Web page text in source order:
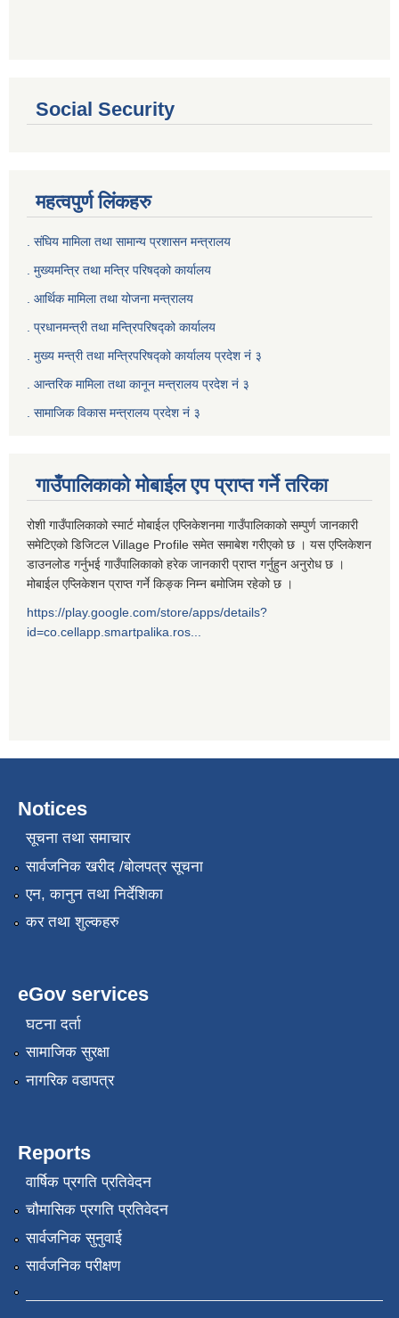
Social Security
महत्वपुर्ण लिंकहरु
. संघिय मामिला तथा सामान्य प्रशासन मन्त्रालय
. मुख्यमन्त्रि तथा मन्त्रि परिषद्को कार्यालय
. आर्थिक मामिला तथा योजना मन्त्रालय
. प्रधानमन्त्री तथा मन्त्रिपरिषद्को कार्यालय
मुख्य मन्त्री तथा मन्त्रिपरिषद्को कार्यालय प्रदेश नं ३
आन्तरिक मामिला तथा कानून मन्त्रालय प्रदेश नं ३
सामाजिक विकास मन्त्रालय प्रदेश नं ३
गाउँपालिकाको मोबाईल एप प्राप्त गर्ने तरिका
रोशी गाउँपालिकाको स्मार्ट मोबाईल एप्लिकेशनमा गाउँपालिकाको सम्पुर्ण जानकारी
समेटिएको डिजिटल Village Profile समेत समाबेश गरीएको छ । यस एप्लिकेशन
डाउनलोड गर्नुभई गाउँपालिकाको हरेक जानकारी प्राप्त गर्नुहुन अनुरोध छ ।
मोबाईल एप्लिकेशन प्राप्त गर्ने किङ्क निम्न बमोजिम रहेको छ ।
https://play.google.com/store/apps/details?
id=co.cellapp.smartpalika.ros...
Notices
सूचना तथा समाचार
सार्वजनिक खरीद /बोलपत्र सूचना
एन, कानुन तथा निर्देशिका
कर तथा शुल्कहरु
eGov services
घटना दर्ता
सामाजिक सुरक्षा
नागरिक वडापत्र
Reports
वार्षिक प्रगति प्रतिवेदन
चौमासिक प्रगति प्रतिवेदन
सार्वजनिक सुनुवाई
सार्वजनिक परीक्षण